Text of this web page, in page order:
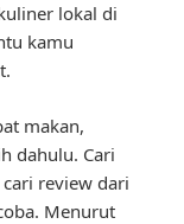
lokal di
kamu
makan,
dahulu. Cari
review dari
Menurut